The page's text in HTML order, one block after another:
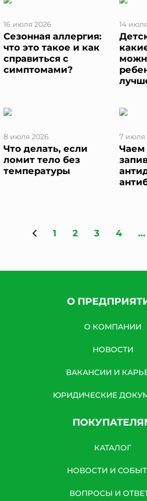
16 июля 2026
Сезонная аллергия:
что это такое и как
справиться с
симптомами?
14
8 июля 2026
Что делать, если
ломит тело без
температуры
7 июля
Чаем
1 2 3 4 ...
О
О КОМПАНИИ
НОВОСТИ
ВАКАНСИИ И
ЮРИДИЧЕСКИЕ
КАТАЛОГ
НОВОСТИ И
ВОПРОСЫ И
персональных